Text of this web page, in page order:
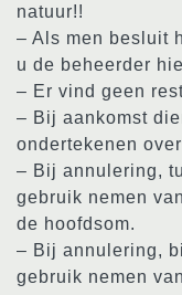
natuur!!
– Als men besluit
u de beheerder
– Er vind geen
– Bij aankomst
ondertekenen
– Bij annulering,
gebruik nemen
de hoofdsom.
– Bij annulering,
gebruik nemen